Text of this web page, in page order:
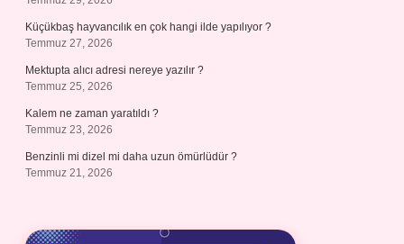
Küçükbaş hayvancılık en çok hangi ilde yapılıyor ?
Temmuz 27, 2026
Mektupta alıcı adresi nereye yazılır ?
Temmuz 25, 2026
Kalem ne zaman yaratıldı ?
Temmuz 23, 2026
Benzinli mi dizel mi daha uzun ömürlüdür ?
Temmuz 21, 2026